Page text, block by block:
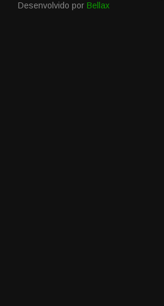
Desenvolvido por Bellax